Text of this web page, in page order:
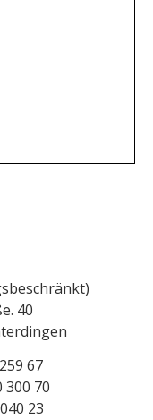
40
67
300 70
23